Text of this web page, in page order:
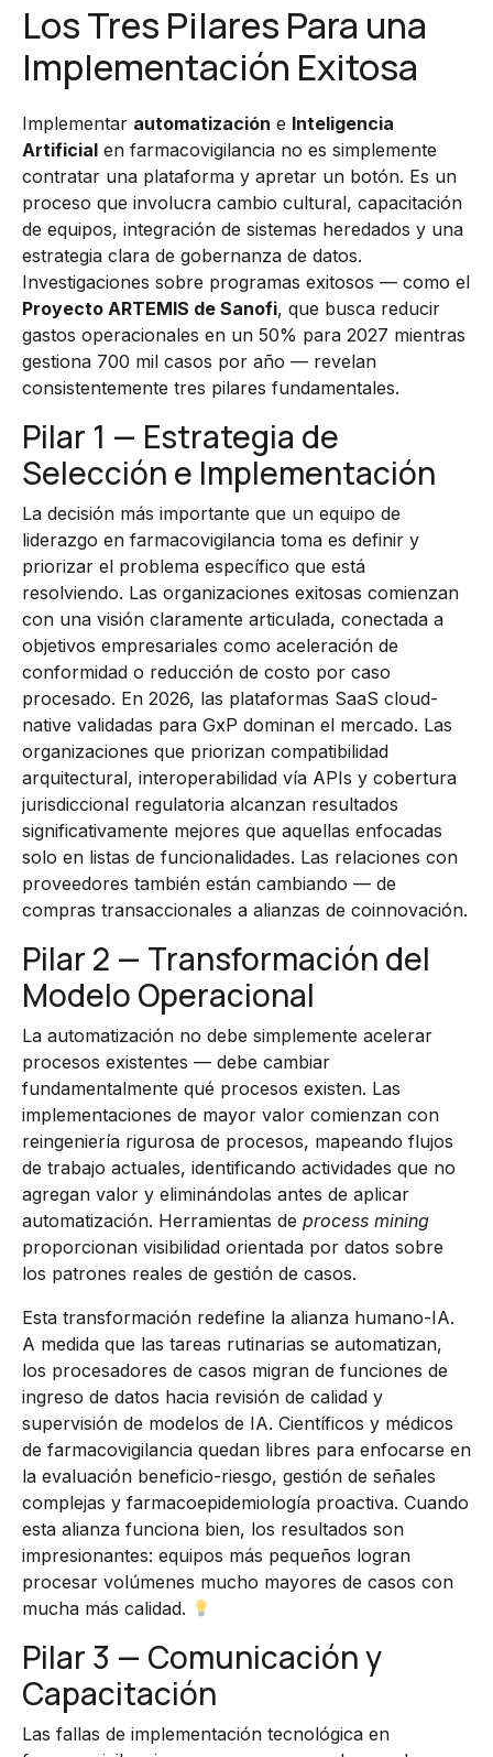
Los Tres Pilares Para una
Implementación Exitosa
Implementar automatización e Inteligencia
Artificial en farmacovigilancia no es simplemente
contratar una plataforma y apretar un botón. Es un
proceso que involucra cambio cultural, capacitación
de equipos, integración de sistemas heredados y una
estrategia clara de gobernanza de datos.
Investigaciones sobre programas exitosos — como el
Proyecto ARTEMIS de Sanofi, que busca reducir
gastos operacionales en un 50% para 2027 mientras
gestiona 700 mil casos por año — revelan
consistentemente tres pilares fundamentales.
Pilar 1 — Estrategia de
Selección e Implementación
La decisión más importante que un equipo de
liderazgo en farmacovigilancia toma es definir y
priorizar el problema específico que está
resolviendo. Las organizaciones exitosas comienzan
con una visión claramente articulada, conectada a
objetivos empresariales como aceleración de
conformidad o reducción de costo por caso
procesado. En 2026, las plataformas SaaS cloud-
native validadas para GxP dominan el mercado. Las
organizaciones que priorizan compatibilidad
arquitectural, interoperabilidad vía APIs y cobertura
jurisdiccional regulatoria alcanzan resultados
significativamente mejores que aquellas enfocadas
solo en listas de funcionalidades. Las relaciones con
proveedores también están cambiando — de
compras transaccionales a alianzas de coinnovación.
Pilar 2 — Transformación del
Modelo Operacional
La automatización no debe simplemente acelerar
procesos existentes — debe cambiar
fundamentalmente qué procesos existen. Las
implementaciones de mayor valor comienzan con
reingeniería rigurosa de procesos, mapeando flujos
de trabajo actuales, identificando actividades que no
agregan valor y eliminándolas antes de aplicar
automatización. Herramientas de process mining
proporcionan visibilidad orientada por datos sobre
los patrones reales de gestión de casos.
Esta transformación redefine la alianza humano-IA.
A medida que las tareas rutinarias se automatizan,
los procesadores de casos migran de funciones de
ingreso de datos hacia revisión de calidad y
supervisión de modelos de IA. Científicos y médicos
de farmacovigilancia quedan libres para enfocarse en
la evaluación beneficio-riesgo, gestión de señales
complejas y farmacoepidemiología proactiva. Cuando
esta alianza funciona bien, los resultados son
impresionantes: equipos más pequeños logran
procesar volúmenes mucho mayores de casos con
mucha más calidad.
Pilar 3 — Comunicación y
Capacitación
Las fallas de implementación tecnológica en